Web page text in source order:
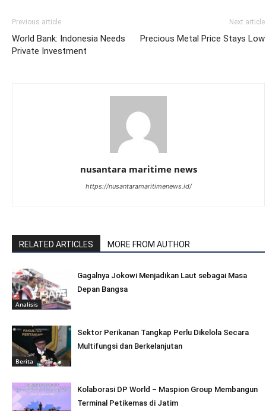
Previous article
World Bank: Indonesia Needs
Private Investment
Next article
Precious Metal Price Stays Low
nusantara maritime news
https://nusantaramaritimenews.id/
RELATED ARTICLES MORE FROM AUTHOR
Analisis
Gagalnya Jokowi Menjadikan Laut sebagai Masa
Depan Bangsa
Berita
Sektor Perikanan Tangkap Perlu Dikelola Secara
Multifungsi dan Berkelanjutan
Kolaborasi DP World – Maspion Group Membangun
Terminal Petikemas di Jatim